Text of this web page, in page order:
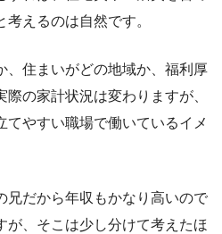
えるのは自然です。
、住まいがどの地域か、福利厚
の家計状況は変わりますが、
てやすい職場で働いているイメ
兄だから年収もかなり高いので
が、そこは少し分けて考えたほ